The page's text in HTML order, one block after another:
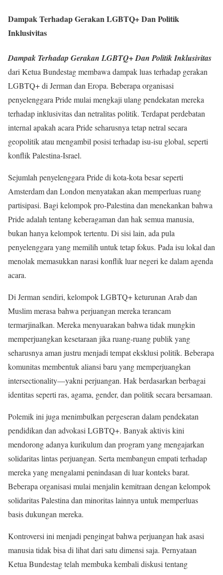
Dampak Terhadap Gerakan LGBTQ+ Dan Politik
Inklusivitas
Dampak Terhadap Gerakan LGBTQ+ Dan Politik Inklusivitas
dari Ketua Bundestag membawa dampak luas terhadap gerakan
LGBTQ+ di Jerman dan Eropa. Beberapa organisasi
penyelenggara Pride mulai mengkaji ulang pendekatan mereka
terhadap inklusivitas dan netralitas politik. Terdapat perdebatan
internal apakah acara Pride seharusnya tetap netral secara
geopolitik atau mengambil posisi terhadap isu-isu global, seperti
konflik Palestina-Israel.
Sejumlah penyelenggara Pride di kota-kota besar seperti
Amsterdam dan London menyatakan akan memperluas ruang
partisipasi. Bagi kelompok pro-Palestina dan menekankan bahwa
Pride adalah tentang keberagaman dan hak semua manusia,
bukan hanya kelompok tertentu. Di sisi lain, ada pula
penyelenggara yang memilih untuk tetap fokus. Pada isu lokal dan
menolak memasukkan narasi konflik luar negeri ke dalam agenda
acara.
Di Jerman sendiri, kelompok LGBTQ+ keturunan Arab dan
Muslim merasa bahwa perjuangan mereka terancam
termarjinalkan. Mereka menyuarakan bahwa tidak mungkin
memperjuangkan kesetaraan jika ruang-ruang publik yang
seharusnya aman justru menjadi tempat eksklusi politik. Beberapa
komunitas membentuk aliansi baru yang memperjuangkan
intersectionality—yakni perjuangan. Hak berdasarkan berbagai
identitas seperti ras, agama, gender, dan politik secara bersamaan.
Polemik ini juga menimbulkan pergeseran dalam pendekatan
pendidikan dan advokasi LGBTQ+. Banyak aktivis kini
mendorong adanya kurikulum dan program yang mengajarkan
solidaritas lintas perjuangan. Serta membangun empati terhadap
mereka yang mengalami penindasan di luar konteks barat.
Beberapa organisasi mulai menjalin kemitraan dengan kelompok
solidaritas Palestina dan minoritas lainnya untuk memperluas
basis dukungan mereka.
Kontroversi ini menjadi pengingat bahwa perjuangan hak asasi
manusia tidak bisa di lihat dari satu dimensi saja. Pernyataan
Ketua Bundestag telah membuka kembali diskusi tentang